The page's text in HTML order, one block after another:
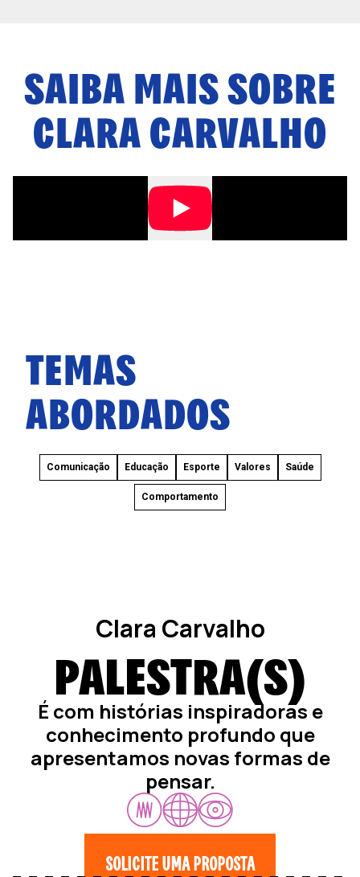
SAIBA MAIS SOBRE
CLARA CARVALHO
TEMAS
ABORDADOS
Comunicação Educação Esporte Valores Saúde
Comportamento
Clara Carvalho
PALESTRA(S)
É com histórias inspiradoras e
conhecimento profundo que
apresentamos novas formas de
pensar.
SOLICITE UMA PROPOSTA